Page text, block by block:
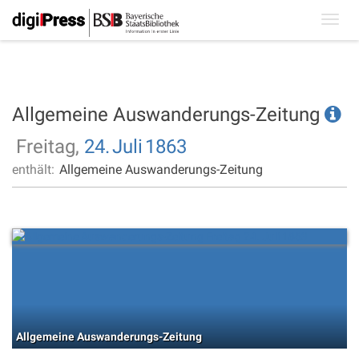
Allgemeine Auswanderungs-Zeitung
Freitag, 24.Juli 1863
enthält: Allgemeine Auswanderungs-Zeitung
Allgemeine Auswanderungs-Zeitung